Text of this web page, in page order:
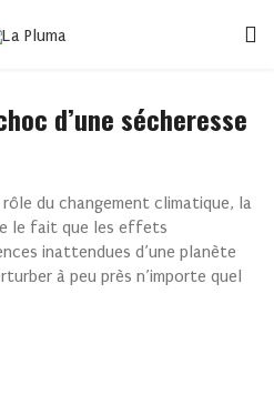
d’une sécheresse
du changement climatique, la
le fait que les effets
inattendues d’une planète
à peu près n’importe quel